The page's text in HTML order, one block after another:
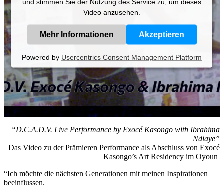
und stimmen Sie der Nutzung des Service zu, um dieses
Video anzusehen.
Mehr Informationen Akzeptieren
Powered by Usercentrics Consent Management Platform
“D.C.A.D.V. Live Performance by Exocé Kasongo with Ibrahima
Ndiaye”
Das Video zu der Prämieren Performance als Abschluss von Exocé
Kasongo’s Art Residency im Oyoun
“Ich möchte die nächsten Generationen mit meinen Inspirationen
beeinflussen.